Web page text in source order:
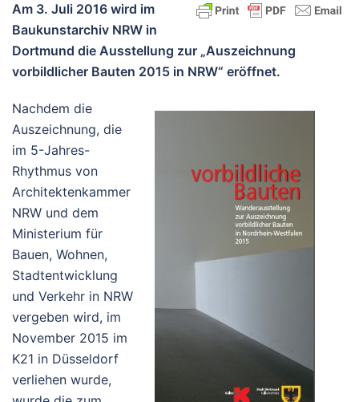
Am 3. Juli 2016 wird im
Baukunstarchiv NRW in
Dortmund die Ausstellung zur „Auszeichnung
vorbildlicher Bauten 2015 in NRW“ eröffnet.
Nachdem die
Auszeichnung, die
im 5-Jahres-
Rhythmus von
Architektenkammer
NRW und dem
Ministerium für
Bauen, Wohnen,
Stadtentwicklung
und Verkehr in NRW
vergeben wird, im
November 2015 im
K21 in Düsseldorf
verliehen wurde,